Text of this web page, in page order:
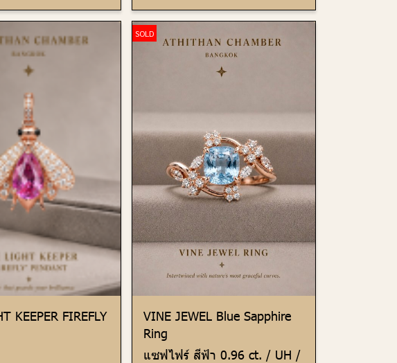
KEEPER FIREFLY
SOLD
VINE JEWEL Blue Sapphire
Ring
แซฟไฟร์ สีฟ้า 0.96 ct. / UH /